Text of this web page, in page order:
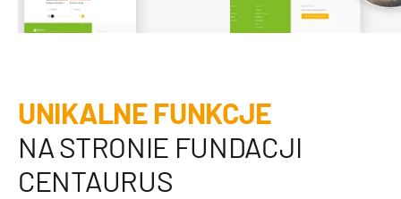
UNIKALNE FUNKCJE
NA STRONIE FUNDACJI
CENTAURUS